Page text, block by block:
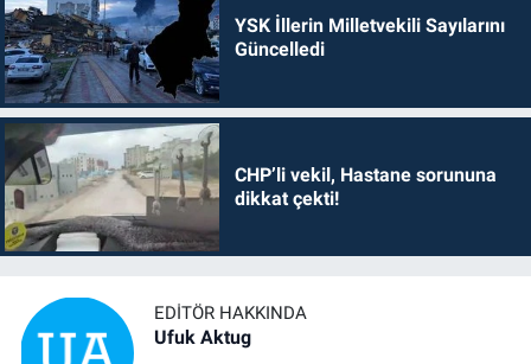
YSK İllerin Milletvekili Sayılarını
Güncelledi
CHP’li vekil, Hastane sorununa
dikkat çekti!
EDITÖR HAKKINDA
Ufuk Aktug